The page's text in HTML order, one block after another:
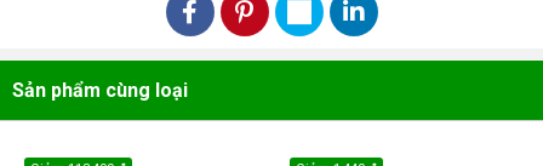
Sản phẩm cùng loại